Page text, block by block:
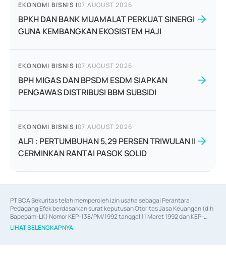
EKONOMI BISNIS |07 AUGUST 2026
BPKH DAN BANK MUAMALAT PERKUAT SINERGI
GUNA KEMBANGKAN EKOSISTEM HAJI
EKONOMI BISNIS |07 AUGUST 2026
BPH MIGAS DAN BPSDM ESDM SIAPKAN
PENGAWAS DISTRIBUSI BBM SUBSIDI
EKONOMI BISNIS |07 AUGUST 2026
ALFI : PERTUMBUHAN 5,29 PERSEN TRIWULAN II
CERMINKAN RANTAI PASOK SOLID
PT BCA Sekuritas telah memperoleh izin usaha sebagai Perantara
Pedagang Efek berdasarkan surat keputusan Otoritas Jasa Keuangan (d.h
Bapepam-LK) Nomor KEP-138/PM/1992 tanggal 11 Maret 1992 dan KEP-
06/D.04/2014 tanggal 28 Februari 2014, izin usaha sebagai Penjamin Emisi
Efek berdasarkan surat keputusan Otoritas Jasa Keuangan Nomor KEP-
LIHAT SELENGKAPNYA